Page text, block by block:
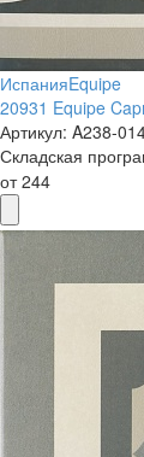
ИспанияEquipe
20931 Equipe
Артикул: A238-
Складская
от244